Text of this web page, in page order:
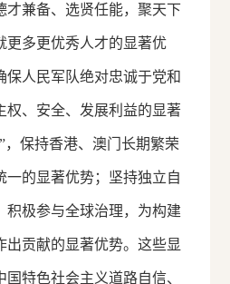
才兼备、选贤任能，聚天下
更多更优秀人才的显著优
保人民军队绝对忠诚于党和
权、安全、发展利益的显著
，保持香港、澳门长期繁荣
一的显著优势；坚持独立自
积极参与全球治理，为构建
出贡献的显著优势。这些显
特色社会主义道路自信、